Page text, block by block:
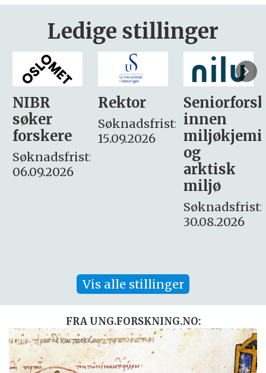
Ledige stillinger
Rektor
Søknadsfrist:
15.09.2026
Seniorforsker
innen
miljøkjemi
søker
– fast
Søknadsfrist:
16. august.
Vis alle stillinger
FRA UNG.FORSKNING.NO: